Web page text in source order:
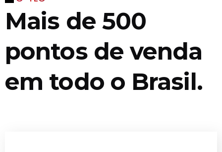
Mais de 500
pontos de venda
em todo o Brasil.